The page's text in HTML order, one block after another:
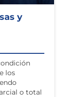
y
los
o total